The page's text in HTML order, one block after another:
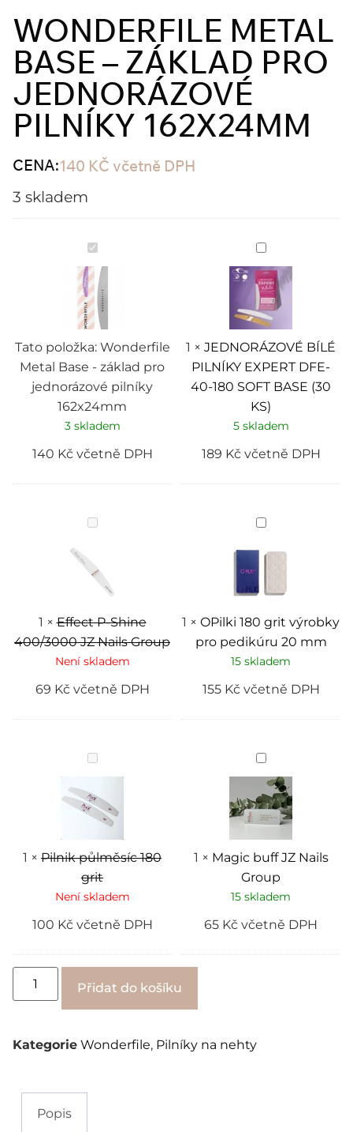
WONDERFILE METAL
BASE – ZÁKLAD PRO
JEDNORÁZOVÉ
PILNÍKY 162X24MM
CENA:140 KČ včetně DPH
3 skladem
Wonderfile
Metal
Base
-
základ
pro
jednorázové
pilníky
162x24mm
Tato položka: Wonderfile
Metal Base - základ pro
jednorázové pilníky
162x24mm
3 skladem
140 Kč včetně DPH
BÍLÉ
PILNÍKY
EXPERT
DFE-
40-
180
SOFT
BASE
(30
KS)
1 × JEDNORÁZOVÉ BÍLÉ
PILNÍKY EXPERT DFE-
40-180 SOFT BASE (30
KS)
5 skladem
189 Kč včetně DPH
Effect
P-
JZ
Nails
Group
1 ×Effect P-Shine
400/3000 JZ Nails Group
Není skladem
69 Kč včetně DPH
OPilki
180
výrobky
pro
pedikúru
20
1 × OPilki 180 grit výrobky
pro pedikúru 20 mm
15 skladem
155 Kč včetně DPH
Pilnik
půlměsíc
grit
1 × Pilnik půlměsíc 180
grit
Není skladem
100 Kč včetně DPH
Magic
buff
JZ
Nails
Group
1 × Magic buff JZ Nails
Group
15 skladem
65 Kč včetně DPH
Přidat do košíku
Kategorie Wonderfile, Pilníky na nehty
Popis